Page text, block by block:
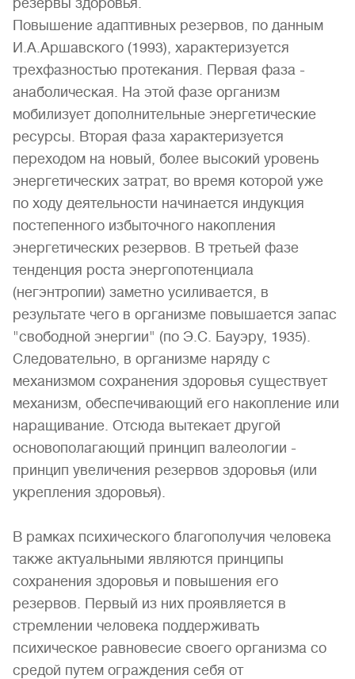
резервы здоровья.
Повышение адаптивных резервов, по данным
И.А.Аршавского (1993), характеризуется
трехфазностью протекания. Первая фаза -
анаболическая. На этой фазе организм
мобилизует дополнительные энергетические
ресурсы. Вторая фаза характеризуется
переходом на новый, более высокий уровень
энергетических затрат, во время которой уже
по ходу деятельности начинается индукция
постепенного избыточного накопления
энергетических резервов. В третьей фазе
тенденция роста энергопотенциала
(негэнтропии) заметно усиливается, в
результате чего в организме повышается запас
"свободной энергии" (по Э.С. Бауэру, 1935).
Следовательно, в организме наряду с
механизмом сохранения здоровья существует
механизм, обеспечивающий его накопление или
наращивание. Отсюда вытекает другой
основополагающий принцип валеологии -
принцип увеличения резервов здоровья (или
укрепления здоровья).
В рамках психического благополучия человека
также актуальными являются принципы
сохранения здоровья и повышения его
резервов. Первый из них проявляется в
стремлении человека поддерживать
психическое равновесие своего организма со
средой путем ограждения себя от